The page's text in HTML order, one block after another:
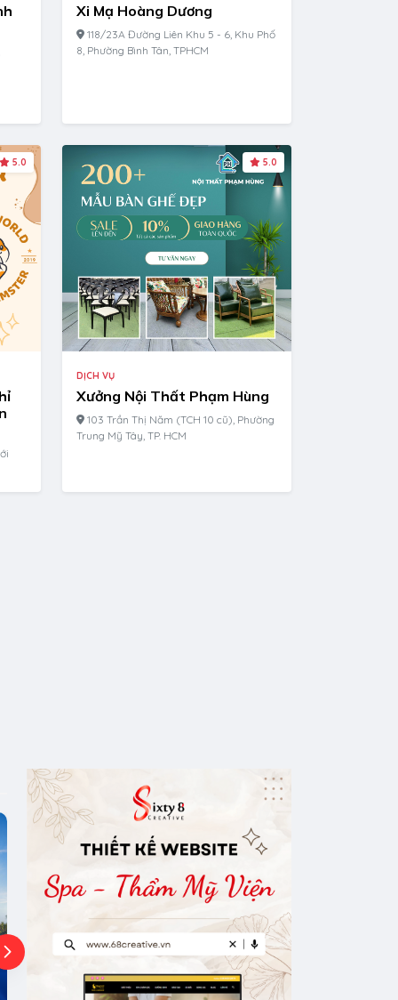
Xi Mạ Hoàng Dương
118/23A Đường Liên Khu 5 - 6, Khu Phố
8, Phường Bình Tân, TPHCM
5.0 5.0
DỊCH VỤ
Xưởng Nội Thất Phạm Hùng
103 Trần Thị Năm (TCH 10 cũ), Phường
Trung Mỹ Tây, TP. HCM